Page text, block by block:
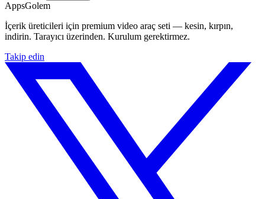
AppsGolem
İçerik üreticileri için premium video araç seti — kesin, kırpın,
indirin. Tarayıcı üzerinden. Kurulum gerektirmez.
Takip edin